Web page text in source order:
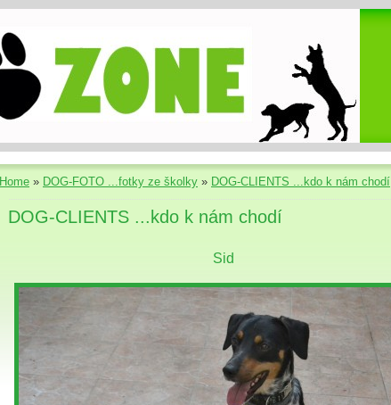
Home » DOG-FOTO ...fotky ze školky » DOG-CLIENTS ...kdo k nám chodí
DOG-CLIENTS ...kdo k nám chodí
Sid